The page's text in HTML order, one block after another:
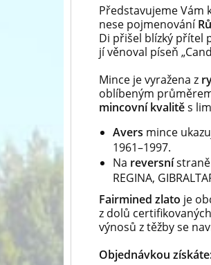
Představujeme Vám
nese pojmenování
Di přišel blízký přítel
jí věnoval píseň
Mince je vyražena z
oblíbeným
mincovní kvalitěs
Avers mince
1961–1997.
Na reversnístraně
REGINA,
Fairmined zlato je
z dolů
výnosů z těžby se
Objednávkou